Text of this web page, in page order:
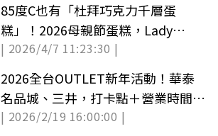
85度C也有「杜拜巧克力千層蛋
糕」！2026母親節蛋糕，Lady
M「草莓開心果千層」
| 2026/4/7 11:23:30 |
2026全台OUTLET新年活動！華泰
名品城、三井，打卡點＋營業時間一
次收
| 2026/2/19 16:00:00 |